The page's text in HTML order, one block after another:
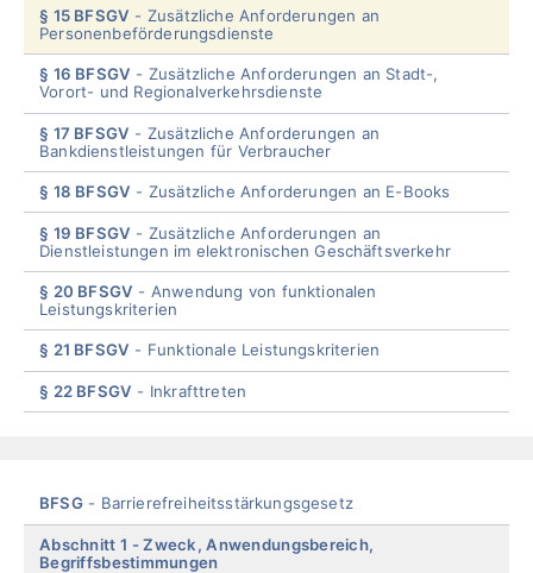
Skip
menu
BFSG Barrierefreiheitsstärkungsgesetz
Abschnitt 1
Zweck, Anwendungsbereich,
Begriffsbestimmungen
§ 15 BFSGV
Zusätzliche Anforderungen an
Personenbeförderungsdienste
§ 16 BFSGV
Zusätzliche Anforderungen an Stadt-,
Vorort- und Regionalverkehrsdienste
§ 17 BFSGV
Zusätzliche Anforderungen an
Bankdienstleistungen für Verbraucher
§ 18 BFSGV Zusätzliche Anforderungen an E-Books
§ 19 BFSGV
Zusätzliche Anforderungen an
Dienstleistungen im elektronischen Geschäftsverkehr
§ 20 BFSGV
Anwendung von funktionalen
Leistungskriterien
§ 21 BFSGV Funktionale Leistungskriterien
§ 22 BFSGV Inkrafttreten